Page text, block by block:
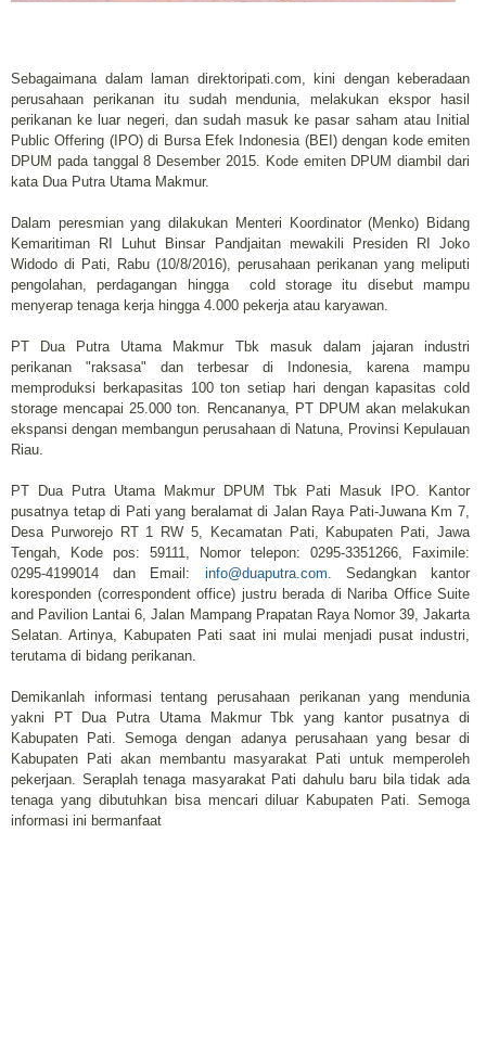
Sebagaimana dalam laman direktoripati.com, kini dengan keberadaan
perusahaan perikanan itu sudah mendunia, melakukan ekspor hasil
perikanan ke luar negeri, dan sudah masuk ke pasar saham atau Initial
Public Offering (IPO) di Bursa Efek Indonesia (BEI) dengan kode emiten
DPUM pada tanggal 8 Desember 2015. Kode emiten DPUM diambil dari
kata Dua Putra Utama Makmur.
Dalam peresmian yang dilakukan Menteri Koordinator (Menko) Bidang
Kemaritiman RI Luhut Binsar Pandjaitan mewakili Presiden RI Joko
Widodo di Pati, Rabu (10/8/2016), perusahaan perikanan yang meliputi
pengolahan, perdagangan hingga cold storage itu disebut mampu
menyerap tenaga kerja hingga 4.000 pekerja atau karyawan.
PT Dua Putra Utama Makmur Tbk masuk dalam jajaran industri
perikanan "raksasa" dan terbesar di Indonesia, karena mampu
memproduksi berkapasitas 100 ton setiap hari dengan kapasitas cold
storage mencapai 25.000 ton. Rencananya, PT DPUM akan melakukan
ekspansi dengan membangun perusahaan di Natuna, Provinsi Kepulauan
Riau.
PT Dua Putra Utama Makmur DPUM Tbk Pati Masuk IPO. Kantor
pusatnya tetap di Pati yang beralamat di Jalan Raya Pati-Juwana Km 7,
Desa Purworejo RT 1 RW 5, Kecamatan Pati, Kabupaten Pati, Jawa
Tengah, Kode pos: 59111, Nomor telepon: 0295-3351266, Faximile:
0295-4199014 dan Email: info@duaputra.com. Sedangkan kantor
koresponden (correspondent office) justru berada di Nariba Office Suite
and Pavilion Lantai 6, Jalan Mampang Prapatan Raya Nomor 39, Jakarta
Selatan. Artinya, Kabupaten Pati saat ini mulai menjadi pusat industri,
terutama di bidang perikanan.
Demikanlah informasi tentang perusahaan perikanan yang mendunia
yakni PT Dua Putra Utama Makmur Tbk yang kantor pusatnya di
Kabupaten Pati. Semoga dengan adanya perusahaan yang besar di
Kabupaten Pati akan membantu masyarakat Pati untuk memperoleh
pekerjaan. Seraplah tenaga masyarakat Pati dahulu baru bila tidak ada
tenaga yang dibutuhkan bisa mencari diluar Kabupaten Pati. Semoga
informasi ini bermanfaat